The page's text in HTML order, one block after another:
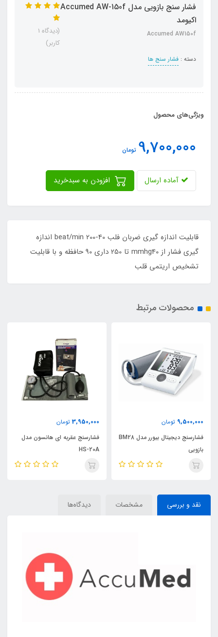
فشار سنج بازویی مدل Accumed AW-150f
اکیومد
Accumed AW150f
دسته : فشار سنج ها
(دیدگاه 1
کاربر)
ویژگی‌های محصول
9,700,000 تومان
آماده ارسال
قابلیت اندازه گیری ضربان فلب 40-200 beat/min اندازه
گیری فشار از mmhg40 تا 250 داری 90 حافظه و با قابلیت
تشخیص اریتمی قلب
محصولات مرتبط
9,500,000 تومان
فشارسنج دیجیتال بیورر مدل BM28
بازویی
3,950,000 تومان
فشارسنج عقربه ای هانسون مدل
HS-20A
نقد و بررسی مشخصات دیدگاه‌ها